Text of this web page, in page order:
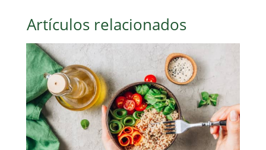
Artículos relacionados